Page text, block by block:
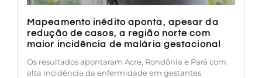
Mapeamento inédito aponta, apesar da
redução de casos, a região norte com
maior incidência de malária gestacional
Os resultados apontaram Acre, Rondônia e Pará com
alta incidência da enfermidade em gestantes